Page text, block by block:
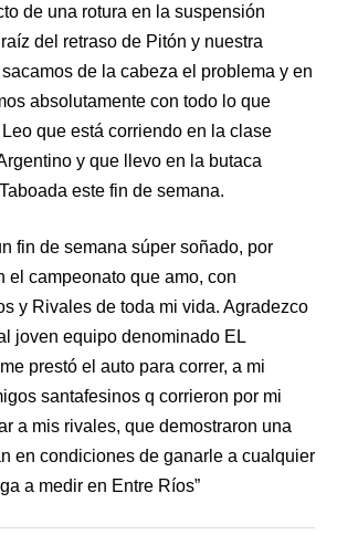
de una rotura en la suspensión
del retraso de Pitón y nuestra
de la cabeza el problema y en
absolutamente con todo lo que
que está corriendo en la clase
y que llevo en la butaca
este fin de semana.
fin de semana súper soñado, por
el campeonato que amo, con
y Rivales de toda mi vida. Agradezco
joven equipo denominado EL
prestó el auto para correr, a mi
santafesinos q corrieron por mi
a mis rivales, que demostraron una
en condiciones de ganarle a cualquier
a medir en Entre Ríos”